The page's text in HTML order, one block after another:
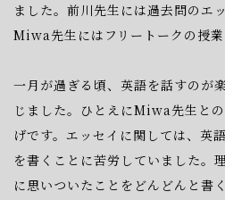
ました。 前川先生には過去問のエ
Miwa先生には フリートーク の授
一月が過ぎる頃、英語を話すのが
じました。 ひとえ にMiwa先生と
げです。 エッセイに関しては、英
を書くことに苦労していました。
に思いついたことを どんどんと書